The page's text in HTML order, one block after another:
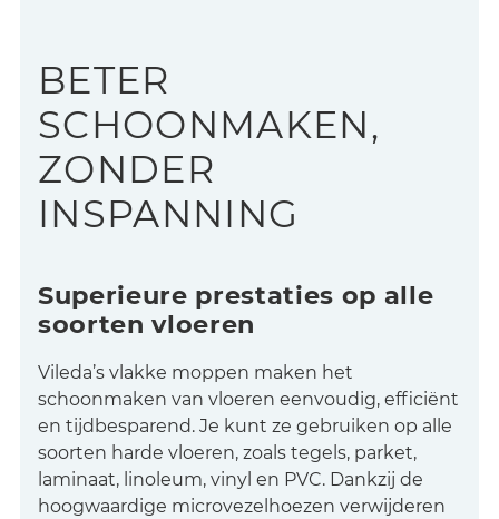
BETER
SCHOONMAKEN,
ZONDER
INSPANNING
Superieure prestaties op alle
soorten vloeren
Vileda’s vlakke moppen maken het
schoonmaken van vloeren eenvoudig, efficiënt
en tijdbesparend. Je kunt ze gebruiken op alle
soorten harde vloeren, zoals tegels, parket,
laminaat, linoleum, vinyl en PVC. Dankzij de
hoogwaardige microvezelhoezen verwijderen